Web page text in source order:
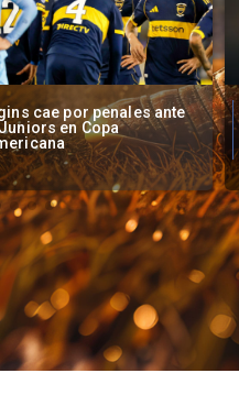
de apuestas online
regulación en